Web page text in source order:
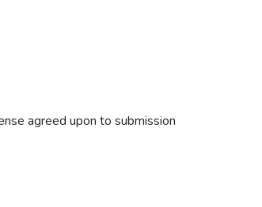
agreed upon to submission